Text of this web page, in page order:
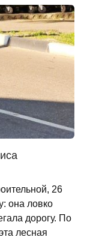
26
она ловко
дорогу. По
лесная